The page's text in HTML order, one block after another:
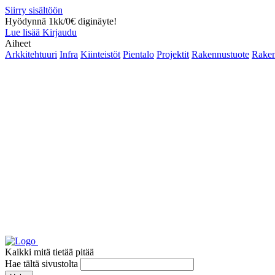
Siirry sisältöön
Hyödynnä 1kk/0€ diginäyte!
Lue lisää Kirjaudu
Aiheet
Arkkitehtuuri Infra Kiinteistöt Pientalo Projektit Rakennustuote
Kaikki mitä tietää pitää
Hae tältä sivustolta